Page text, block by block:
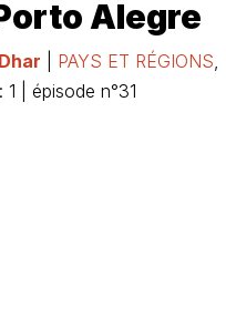
Alegre
PAYS ET RÉGIONS,
| épisode n°31